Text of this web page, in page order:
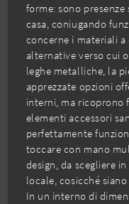
forme: sono
casa, coniugando
concerne i materiali
alternative verso cui
leghe metalliche, la
apprezzate opzioni
interni, ma ricoprono
elementi accessori
perfettamente
toccare con mano
design, da scegliere
locale, cosicché
In un interno di